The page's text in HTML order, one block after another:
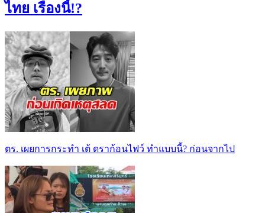
ไทย เรื่องนี้!?
ตร. เผยการกระทำ เต้ ดราก้อนไฟว์ ทำแบบนี้? ก่อนจากไป